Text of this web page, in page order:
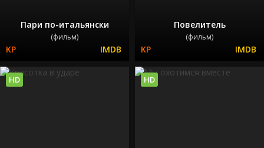
Пари по-итальянски
(фильм)
Повелитель
(фильм)
HD HD